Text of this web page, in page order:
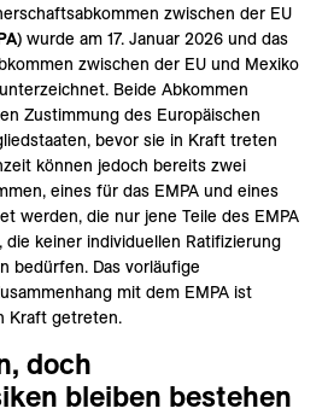
zwischen der EU
) wurde am 17. Januar 2026 und das
zwischen der EU und Mexiko
Beide Abkommen
Zustimmung des Europäischen
bevor sie in Kraft treten
können jedoch bereits zwei
eines für das EMPA und eines
werden, die nur jene Teile des EMPA
die keiner individuellen Ratifizierung
bedürfen. Das vorläufige
mit dem EMPA ist
Kraft getreten.
doch
bleiben bestehen